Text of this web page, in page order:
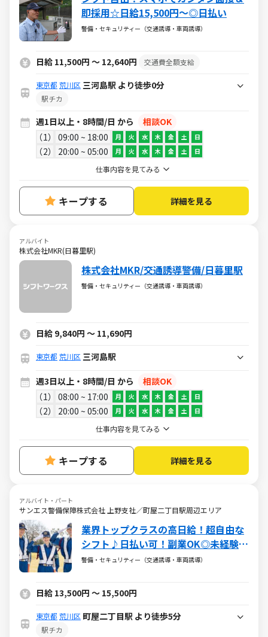
即採用☆日給15,500円～◎日払い
警備・セキュリティー（交通誘導・車両誘導）
日給 11,500円 ～ 12,640円 交通費全額支給
東京都 荒川区 三河島駅 より徒歩0分
駅チカ
週1日以上・8時間/日 から
相談OK
1
09:00 ~ 18:00 月 火 水 木 金 土 日
2 20:00 ~ 05:00 月 火 水 木 金 土 日
仕事内容を見てみる
キープする 詳細を見る
アルバイト
株式会社MKR(日暮里駅)
株式会社MKR/交通誘導警備/日暮里駅
警備・セキュリティー（交通誘導・車両誘導）
日給 9,840円 ～ 11,690円
東京都 荒川区 三河島駅
週3日以上・8時間/日 から
相談OK
1
08:00 ~ 17:00 月 火 水 木 金 土 日
2 20:00 ~ 05:00 月 火 水 木 金 土 日
仕事内容を見てみる
キープする 詳細を見る
アルバイト・パート
サンエス警備保障株式会社 上野支社／町屋二丁目駅周辺エリア
業界トップクラスの高日給！超自由な
シフト♪日払い可！副業OK◎未経験大
歓迎
警備・セキュリティー（交通誘導・車両誘導）
日給 13,500円 ～ 15,500円
東京都 荒川区 町屋二丁目駅 より徒歩5分
駅チカ